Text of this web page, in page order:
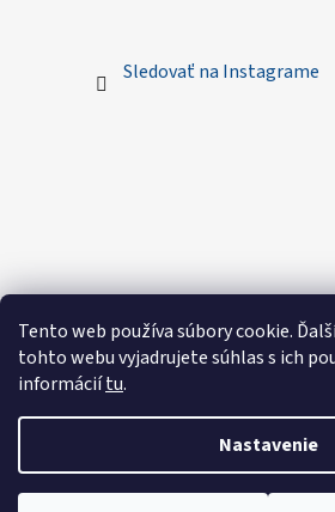
Tento web používa súbory cookie.
tohto webu vyjadrujete súhlas s ich
informáciítu.
Nastavenie
Sledovať na Instagrame
Vytvoril